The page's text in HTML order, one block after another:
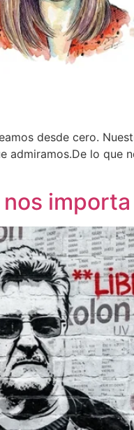
desde cero.
lo que